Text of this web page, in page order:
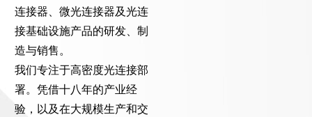
连接器、微光连接器及光连
接基础设施产品的研发、制
造与销售。
我们专注于高密度光连接部
署。凭借十八年的产业经
验，以及在大规模生产和交